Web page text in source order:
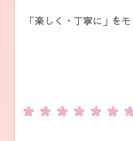
「楽しく・丁寧に」を